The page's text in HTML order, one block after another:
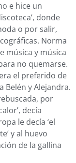
e hice un
donde
o por salir,
Norma
música y música
no quemarse.
el preferido de
Belén y Alejandra.
por
decía
le decía ‘el
y al huevo
de la gallina